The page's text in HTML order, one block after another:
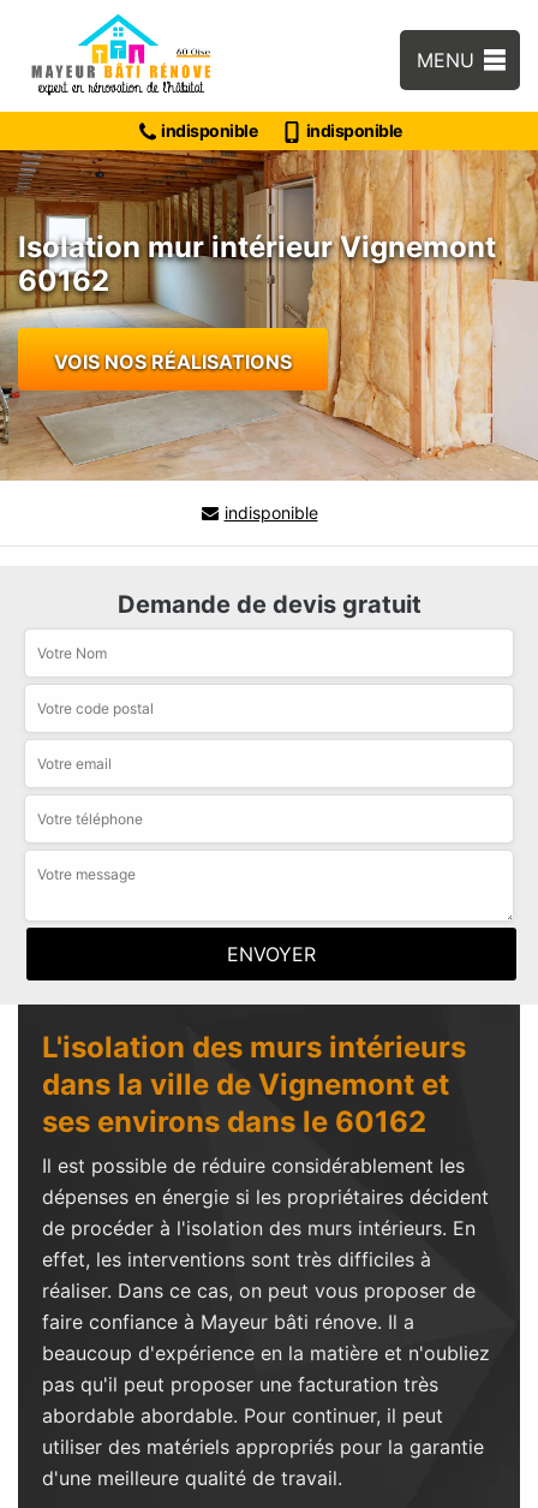
MENU
indisponible indisponible
Isolation mur intérieur Vignemont
60162
VOIS NOS RÉALISATIONS
indisponible
Demande de devis gratuit
L'isolation des murs intérieurs
dans la ville de Vignemont et
ses environs dans le 60162
Il est possible de réduire considérablement les
dépenses en énergie si les propriétaires décident
de procéder à l'isolation des murs intérieurs. En
effet, les interventions sont très difficiles à
réaliser. Dans ce cas, on peut vous proposer de
faire confiance à Mayeur bâti rénove. Il a
beaucoup d'expérience en la matière et n'oubliez
pas qu'il peut proposer une facturation très
abordable abordable. Pour continuer, il peut
utiliser des matériels appropriés pour la garantie
d'une meilleure qualité de travail.